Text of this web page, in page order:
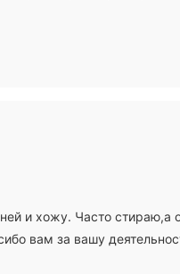
и хожу. Часто стираю,а
вам за вашу